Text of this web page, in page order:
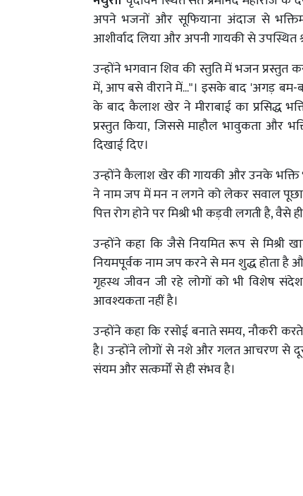
अपने भजनों और सूफियाना अंदाज से
आशीर्वाद लिया और अपनी गायकी से उपस्थित
उन्होंने भगवान शिव की स्तुति में भजन प्रस्तुत
में, आप बसे वीराने में..."। इसके बाद 'अगड़ बम-
के बाद कैलाश खेर ने मीराबाई का प्रसिद्ध
प्रस्तुत किया, जिससे माहौल भावुकता और
दिखाई दिए।
उन्होंने कैलाश खेर की गायकी और उनके भक्ति
ने नाम जप में मन न लगने को लेकर सवाल
पित्त रोग होने पर मिश्री भी कड़वी लगती है,
उन्होंने कहा कि जैसे नियमित रूप से मिश्री
नियमपूर्वक नाम जप करने से मन शुद्ध होता है
गृहस्थ जीवन जी रहे लोगों को भी विशेष
आवश्यकता नहीं है।
उन्होंने कहा कि रसोई बनाते समय, नौकरी
है। उन्होंने लोगों से नशे और गलत आचरण से
संयम और सत्कर्मों से ही संभव है।